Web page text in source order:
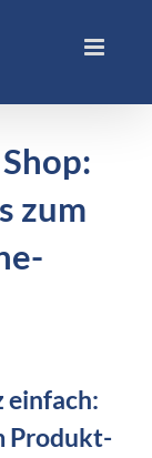
zum
einfach:
Produkt-